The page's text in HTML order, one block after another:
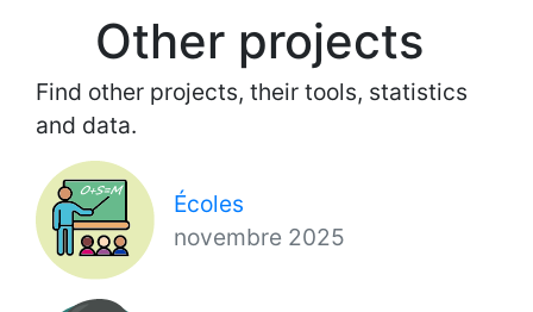
Other projects
Find other projects, their tools, statistics
and data.
Écoles
novembre 2025